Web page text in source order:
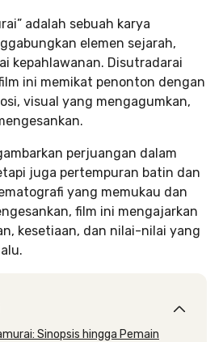
adalah sebuah karya
elemen sejarah,
kepahlawanan. Disutradarai
ini memikat penonton dengan
visual yang mengagumkan,
perjuangan dalam
juga pertempuran batin dan
yang memukau dan
film ini mengajarkan
kesetiaan, dan nilai-nilai yang
Sinopsis hingga Pemain